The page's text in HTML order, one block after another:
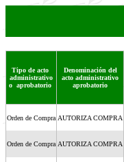
Tipo de acto
administrativo
o aprobatorio
Denominación del
acto administrativo
aprobatorio
Orden de Compra AUTORIZA COMPRA
Orden de Compra AUTORIZA COMPRA